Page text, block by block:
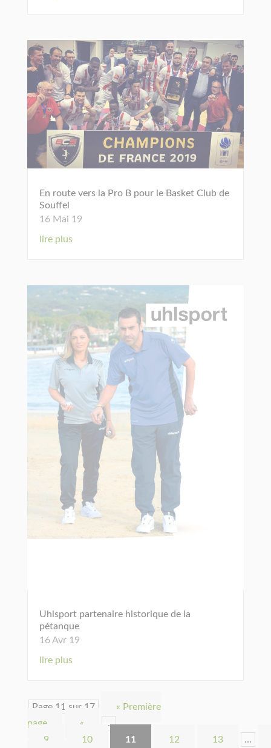
En route vers la Pro B pour le Basket Club de
Souffel
16 Mai 19
lire plus
Uhlsport partenaire historique de la
pétanque
16 Avr 19
lire plus
Page 11 sur 17
« Première
page
«
…
9
10 11 12 13
…